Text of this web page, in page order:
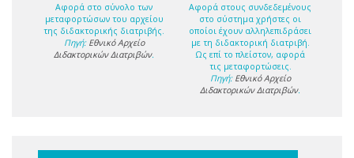
Αφορά στο σύνολο των
μεταφορτώσων του αρχείου
της διδακτορικής διατριβής.
Πηγή: Εθνικό Αρχείο
Διδακτορικών Διατριβών.
Αφορά στους συνδεδεμένους
στο σύστημα χρήστες οι
οποίοι έχουν αλληλεπιδράσει
με τη διδακτορική διατριβή.
Ως επί το πλείστον, αφορά
τις μεταφορτώσεις.
Πηγή: Εθνικό Αρχείο
Διδακτορικών Διατριβών.